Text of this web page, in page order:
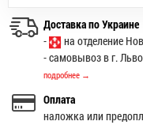
Доставка по Украине
-
на отделение
- самовывоз в г.
подробнее →
Оплата
наложка или